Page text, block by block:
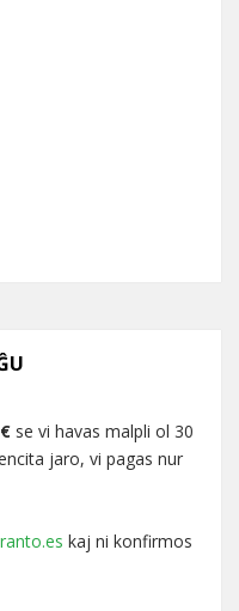
se vi havas malpli ol 30
jaro, vi pagas nur
kaj ni konfirmos